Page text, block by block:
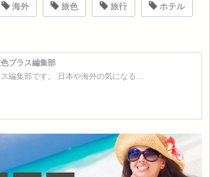
海外 旅色 旅行 ホテル
プラス編集部
編集部です。 日本や海外の気になる…